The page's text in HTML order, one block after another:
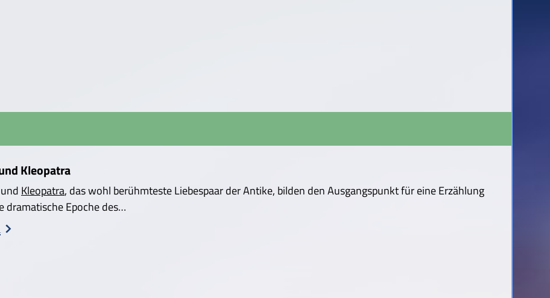
Kleopatra
und Kleopatra, das wohl berühmteste Liebespaar der Antike, bilden den Ausgangspunkt für eine Erzählung
dramatische Epoche des…